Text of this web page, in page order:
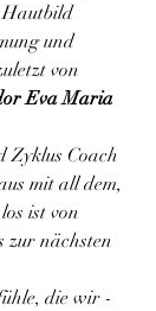
Hautbild
und
von
Eva Maria
Coach
mit all dem,
ist von
zur nächsten
die wir -